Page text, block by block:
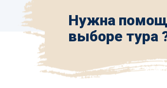
Нужна
выборе тура